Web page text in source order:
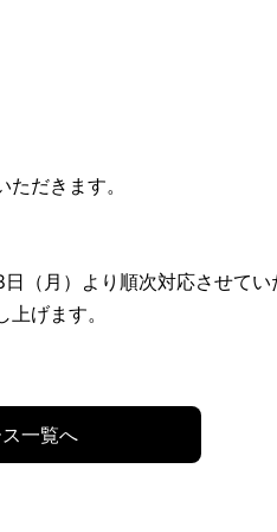
だきます。
（月）より順次対応させてい
げます。
一覧へ